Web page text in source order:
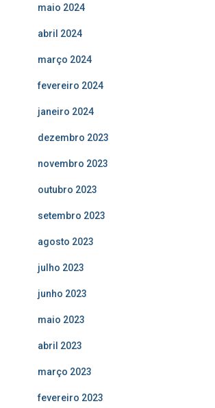
maio 2024
abril 2024
março 2024
fevereiro 2024
janeiro 2024
dezembro 2023
novembro 2023
outubro 2023
setembro 2023
agosto 2023
julho 2023
junho 2023
maio 2023
abril 2023
março 2023
fevereiro 2023